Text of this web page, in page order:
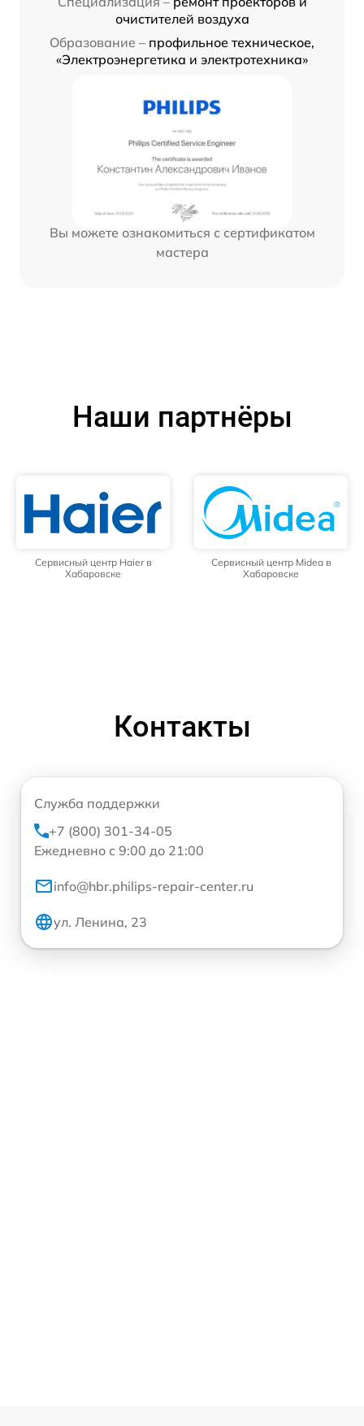
очистителей воздуха
Образование – профильное техническое,
«Электроэнергетика и электротехника»
Вы можете ознакомиться с сертификатом
мастера
Наши партнёры
Сервисный центр Haier в
Хабаровске
Сервисный центр Midea в
Хабаровске
Контакты
Служба поддержки
+7 (800) 301-34-05
Ежедневно с 9:00 до 21:00
info@hbr.philips-repair-center.ru
ул. Ленина, 23